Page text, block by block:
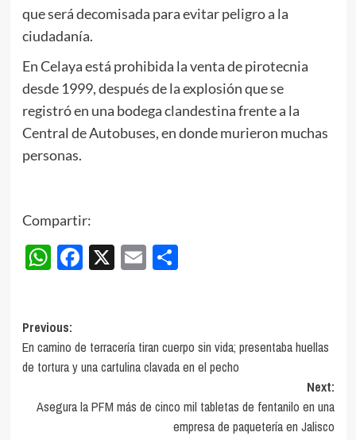
que será decomisada para evitar peligro a la
ciudadanía.
En Celaya está prohibida la venta de pirotecnia
desde 1999, después de la explosión que se
registró en una bodega clandestina frente a la
Central de Autobuses, en donde murieron muchas
personas.
Compartir:
WhatsApp
Facebook
X EmailCompartir
Post
navigation
Previous:
En camino de terracería tiran cuerpo sin vida; presentaba huellas
de tortura y una cartulina clavada en el pecho
Next:
Asegura la PFM más de cinco mil tabletas de fentanilo en una
empresa de paquetería en Jalisco